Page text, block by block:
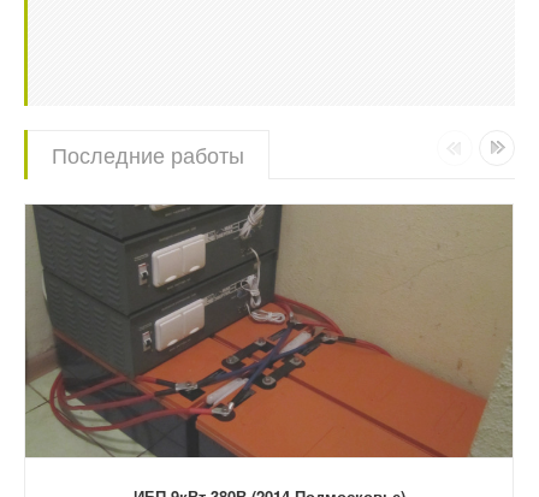
Последние работы